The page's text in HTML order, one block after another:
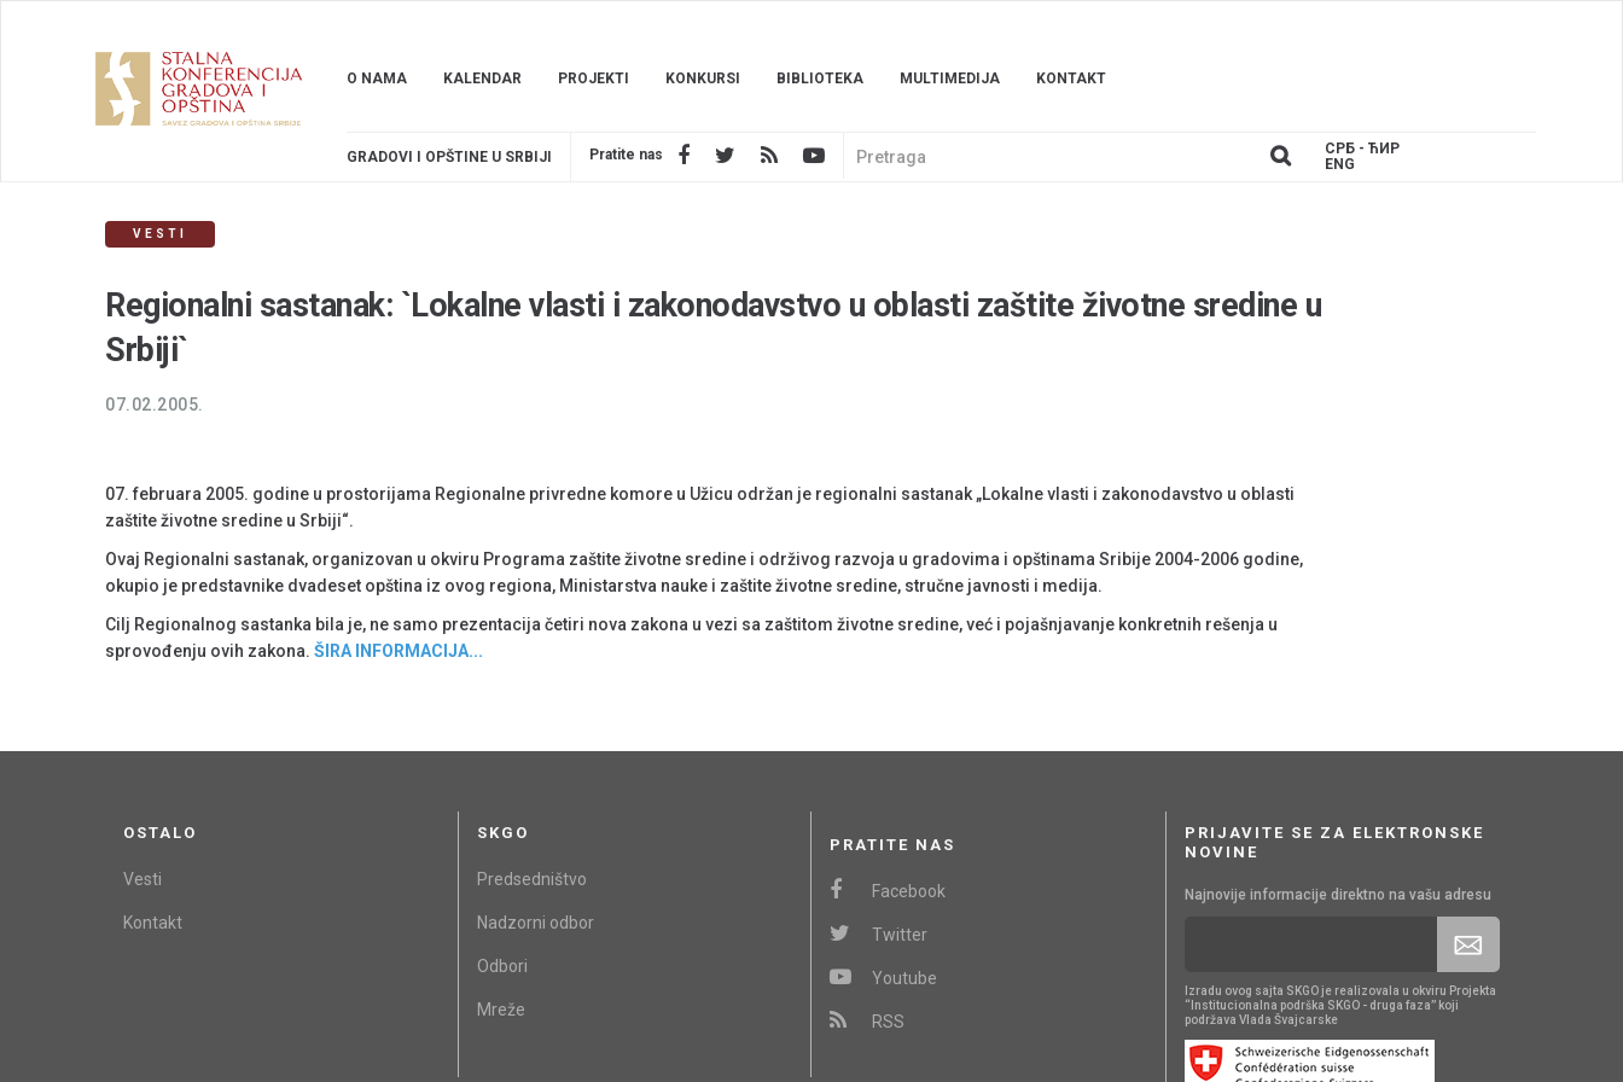
O NAMA KALENDAR PROJEKTI KONKURSI BIBLIOTEKA MULTIMEDIJA KONTAKT
GRADOVI I OPŠTINE U SRBIJI Pratite nas
СРБ - ЋИР
ENG
VESTI
Regionalni sastanak: `Lokalne vlasti i zakonodavstvo u oblasti zaštite životne sredine u
Srbiji`
07.02.2005.
07. februara 2005. godine u prostorijama Regionalne privredne komore u Užicu održan je regionalni sastanak „Lokalne vlasti i zakonodavstvo u oblasti
zaštite životne sredine u Srbiji“.
Ovaj Regionalni sastanak, organizovan u okviru Programa zaštite životne sredine i održivog razvoja u gradovima i opštinama Sribije 2004-2006 godine,
okupio je predstavnike dvadeset opština iz ovog regiona, Ministarstva nauke i zaštite životne sredine, stručne javnosti i medija.
Cilj Regionalnog sastanka bila je, ne samo prezentacija četiri nova zakona u vezi sa zaštitom životne sredine, već i pojašnjavanje konkretnih rešenja u
sprovođenju ovih zakona. ŠIRA INFORMACIJA...
OSTALO
Vesti
Kontakt
SKGO
Predsedništvo
Nadzorni odbor
Odbori
Mreže
PRIJAVITE SE ZA ELEKTRONSKE
NOVINE
Najnovije informacije direktno na vašu adresu
Izradu ovog sajta SKGO je realizovala u okviru Projekta
“Institucionalna podrška SKGO - druga faza” koji
podržava Vlada Švajcarske
PRATITE NAS
Facebook
Twitter
Youtube
RSS